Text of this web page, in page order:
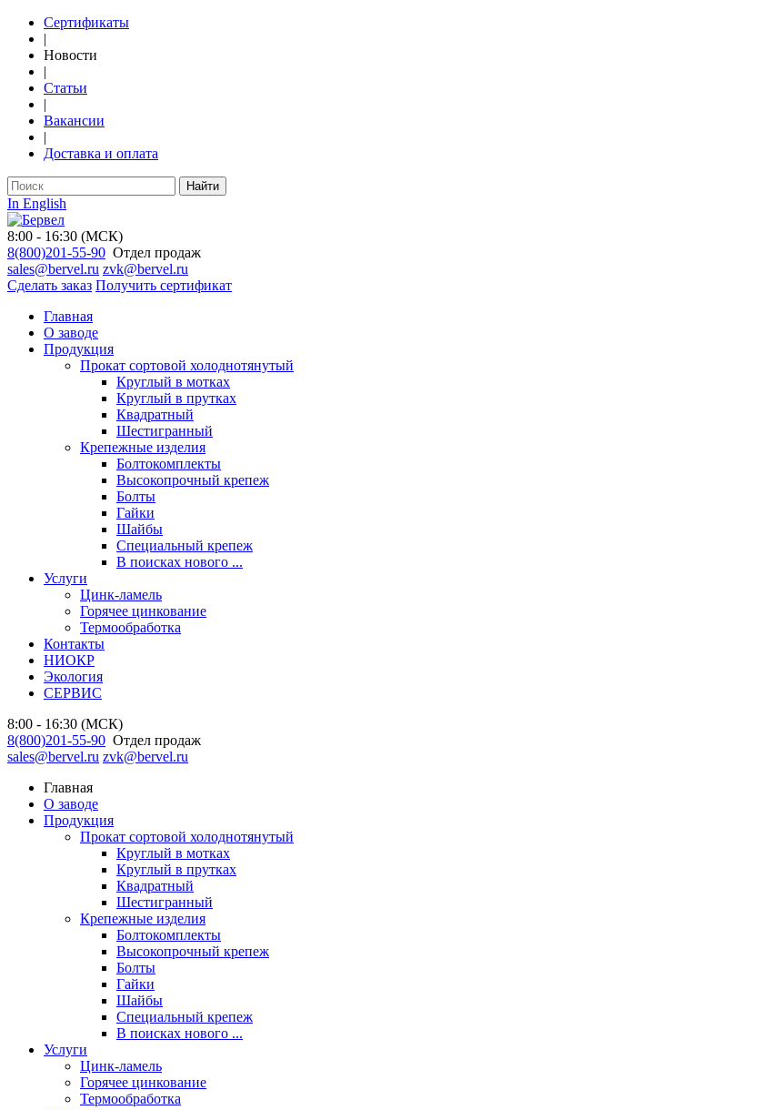
Сертификаты
|
Новости
|
Статьи
|
Вакансии
|
Доставка и оплата
Найти
In English
8:00 - 16:30 (МСК)
8(800)201-55-90 Отдел продаж
sales@bervel.ru zvk@bervel.ru
Сделать заказ Получить сертификат
Главная
О заводе
Продукция
Прокат сортовой холоднотянутый
Круглый в мотках
Круглый в прутках
Квадратный
Шестигранный
Крепежные изделия
Болтокомплекты
Высокопрочный крепеж
Болты
Гайки
Шайбы
Специальный крепеж
В поисках нового ...
Услуги
Цинк-ламель
Горячее цинкование
Термообработка
Контакты
НИОКР
Экология
СЕРВИС
8:00 - 16:30 (МСК)
8(800)201-55-90 Отдел продаж
sales@bervel.ru zvk@bervel.ru
Главная
О заводе
Продукция
Прокат сортовой холоднотянутый
Круглый в мотках
Круглый в прутках
Квадратный
Шестигранный
Крепежные изделия
Болтокомплекты
Высокопрочный крепеж
Болты
Гайки
Шайбы
Специальный крепеж
В поисках нового ...
Услуги
Цинк-ламель
Горячее цинкование
Термообработка